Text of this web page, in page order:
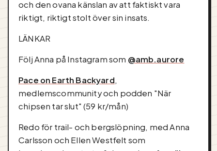
och den ovana känslan av att faktiskt vara
riktigt, riktigt stolt över sin insats.
LÄNKAR
Följ Anna på Instagram som @amb.aurore
Pace on Earth Backyard,
medlemscommunity och podden "När
chipsen tar slut" (59 kr/mån)
Redo för trail- och bergslöpning, med Anna
Carlsson och Ellen Westfelt som